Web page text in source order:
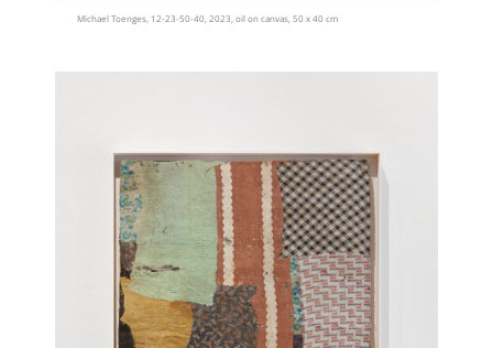
Michael Toenges, 12-23-50-40, 2023, oil on canvas, 50 x 40 cm